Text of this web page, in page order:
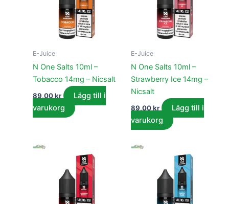
E-Juice
N One Salts 10ml –
Tobacco 14mg – Nicsalt
89,00kr
Lägg till i
varukorg
E-Juice
N One Salts 10ml –
Strawberry Ice 14mg –
Nicsalt
89,00kr
Lägg till i
varukorg